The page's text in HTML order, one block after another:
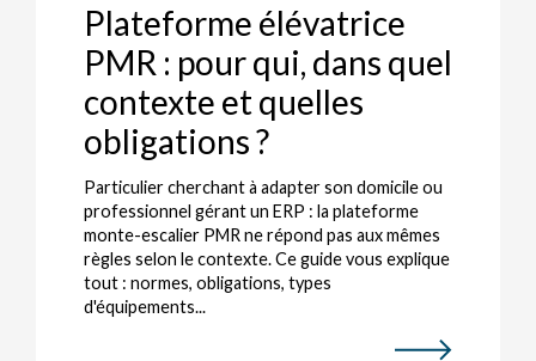
Plateforme élévatrice
PMR : pour qui, dans quel
contexte et quelles
obligations ?
Particulier cherchant à adapter son domicile ou
professionnel gérant un ERP : la plateforme
monte-escalier PMR ne répond pas aux mêmes
règles selon le contexte. Ce guide vous explique
tout : normes, obligations, types
d'équipements...